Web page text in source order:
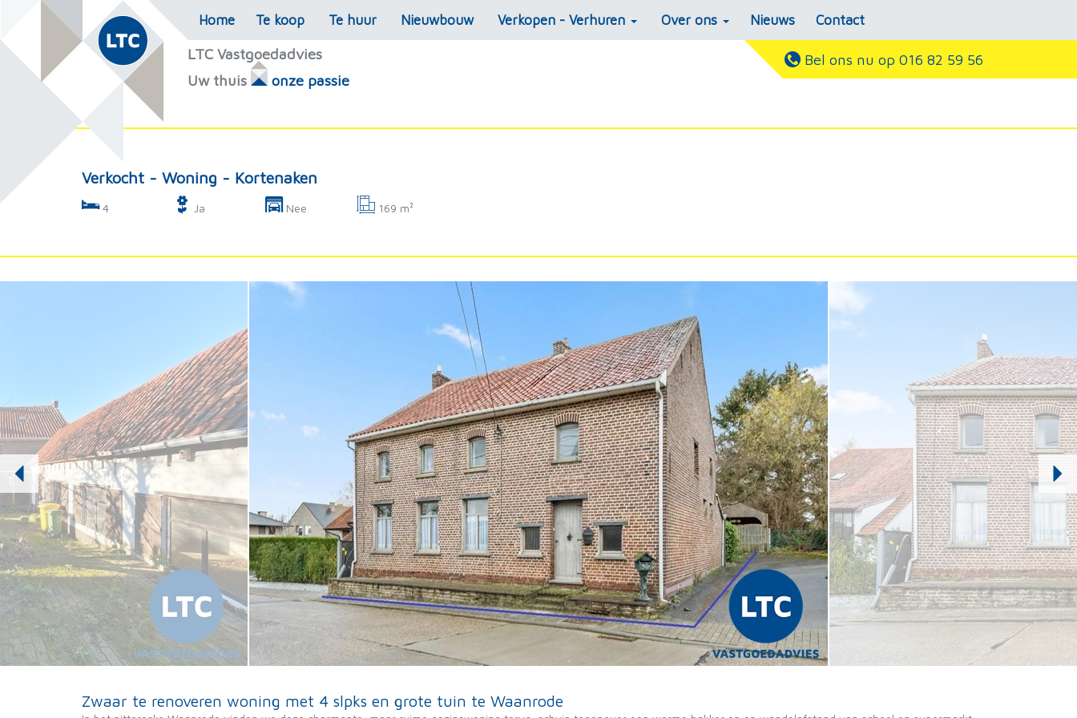
Home Te koop Te huur Nieuwbouw Verkopen - Verhuren Over ons Nieuws Contact
LTC Vastgoedadvies
Uw thuis
onze passie
Bel ons nu op 016 82 59 56
Verkocht - Woning - Kortenaken
4 Ja Nee 169 m²
Zwaar te renoveren woning met 4 slpks en grote tuin te Waanrode